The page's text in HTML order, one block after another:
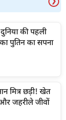
की पहली
पुतिन का सपना
मित्र छड़ी! खेत
जहरीले जीवों